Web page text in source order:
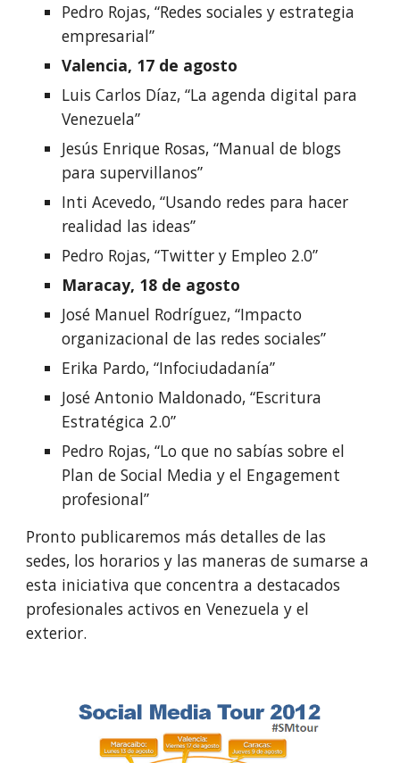
Pedro Rojas, “Redes sociales y estrategia
empresarial”
Valencia, 17 de agosto
Luis Carlos Díaz, “La agenda digital para
Venezuela”
Jesús Enrique Rosas, “Manual de blogs
para supervillanos”
Inti Acevedo, “Usando redes para hacer
realidad las ideas”
Pedro Rojas, “Twitter y Empleo 2.0”
Maracay, 18 de agosto
José Manuel Rodríguez, “Impacto
organizacional de las redes sociales”
Erika Pardo, “Infociudadanía”
José Antonio Maldonado, “Escritura
Estratégica 2.0”
Pedro Rojas, “Lo que no sabías sobre el
Plan de Social Media y el Engagement
profesional”
Pronto publicaremos más detalles de las
sedes, los horarios y las maneras de sumarse a
esta iniciativa que concentra a destacados
profesionales activos en Venezuela y el
exterior.